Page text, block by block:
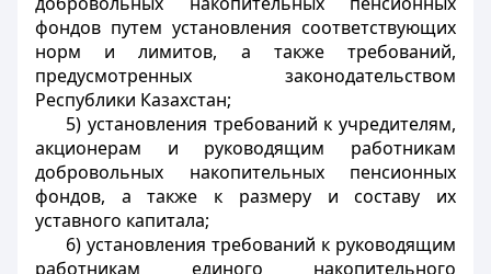
фондов путем установления соответствующих
норм и лимитов, а также требований,
предусмотренных законодательством
Республики Казахстан;
5) установления требований к учредителям,
акционерам и руководящим работникам
добровольных накопительных пенсионных
фондов, а также к размеру и составу их
уставного капитала;
6) установления требований к руководящим
работникам единого накопительного